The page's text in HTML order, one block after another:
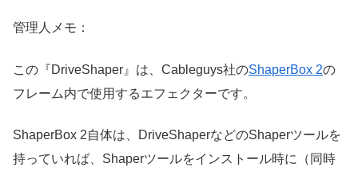
管理人メモ：
この『DriveShaper』は、Cableguys社のShaperBox 2の
フレーム内で使用するエフェクターです。
ShaperBox 2自体は、DriveShaperなどのShaperツールを
持っていれば、Shaperツールをインストール時に（同時